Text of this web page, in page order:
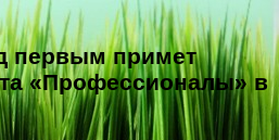
первым примет
«Профессионалы» в